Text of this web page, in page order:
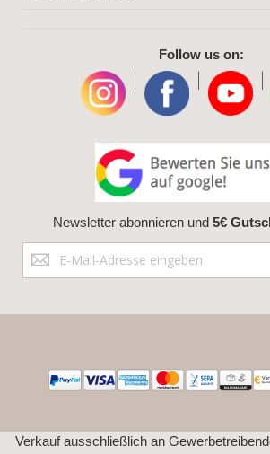
Follow us on:
Newsletter abonnieren und 5€
Anmeldung
zum
Verkauf ausschließlich an